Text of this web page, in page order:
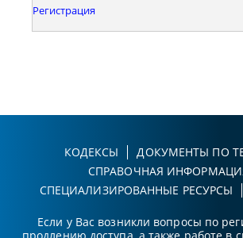
Регистрация
КОДЕКСЫ
ДОКУМЕНТЫ ПО
СПРАВОЧНАЯ
СПЕЦИАЛИЗИРОВАННЫЕ РЕСУРСЫ
Если у Вас возникли вопросы по